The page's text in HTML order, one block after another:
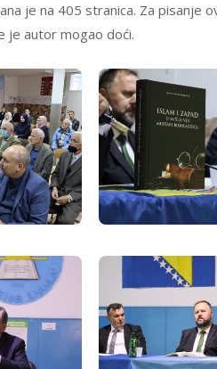
je na 405 stranica. Za pisanje
je autor mogao doći.